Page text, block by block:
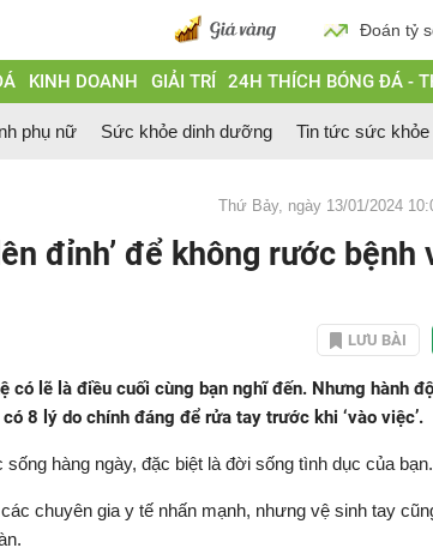
Đoán tỷ
KINH DOANH GIẢI TRÍ 24H THÍCH BÓNG ĐÁ -
phụ nữ Sức khỏe dinh dưỡng Tin tức sức khỏe
Thứ Bảy, ngày 13/01/2024
đỉnh’ để không rước bệnh
LƯU BÀI
có lẽ là điều cuối cùng bạn nghĩ đến. Nhưng hành
8 lý do chính đáng để rửa tay trước khi ‘vào việc’.
hàng ngày, đặc biệt là đời sống tình dục của bạn.
chuyên gia y tế nhấn mạnh, nhưng vệ sinh tay